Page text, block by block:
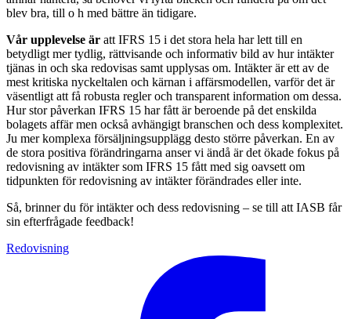
blev bra, till o h med bättre än tidigare.
Vår upplevelse är att IFRS 15 i det stora hela har lett till en
betydligt mer tydlig, rättvisande och informativ bild av hur intäkter
tjänas in och ska redovisas samt upplysas om. Intäkter är ett av de
mest kritiska nyckeltalen och kärnan i affärsmodellen, varför det är
väsentligt att få robusta regler och transparent information om dessa.
Hur stor påverkan IFRS 15 har fått är beroende på det enskilda
bolagets affär men också avhängigt branschen och dess komplexitet.
Ju mer komplexa försäljningsupplägg desto större påverkan. En av
de stora positiva förändringarna anser vi ändå är det ökade fokus på
redovisning av intäkter som IFRS 15 fått med sig oavsett om
tidpunkten för redovisning av intäkter förändrades eller inte.
Så, brinner du för intäkter och dess redovisning – se till att IASB får
sin efterfrågade feedback!
Redovisning